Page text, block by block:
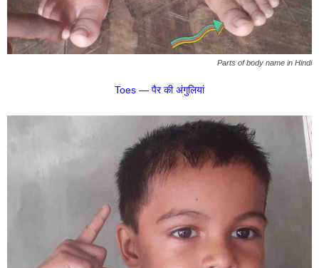
Parts of body name in Hindi
Toes — पैर की अंगुलियां